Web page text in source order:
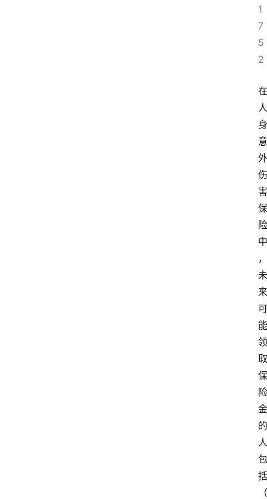
1
7
5
2
在
人
身
意
外
伤
害
保
险
中
，
未
来
可
能
领
取
保
险
金
的
人
包
括
（